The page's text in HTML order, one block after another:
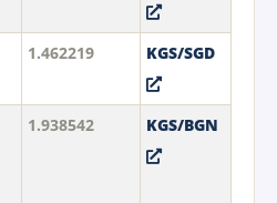
1.462219 KGS/SGD
1.938542 KGS/BGN